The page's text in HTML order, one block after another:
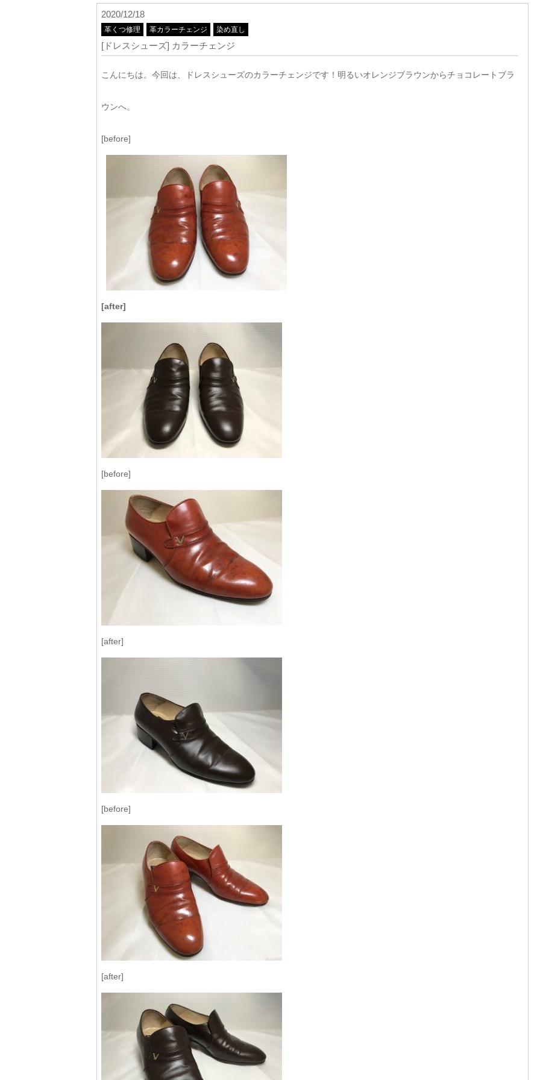
2020/12/18
革くつ修理 革カラーチェンジ 染め直し
[ドレスシューズ] カラーチェンジ
こんにちは。今回は、ドレスシューズのカラーチェンジです！明るいオレンジブラウンからチョコレートブラ
ウンへ。
[before]
[after]
[before]
[after]
[before]
[after]